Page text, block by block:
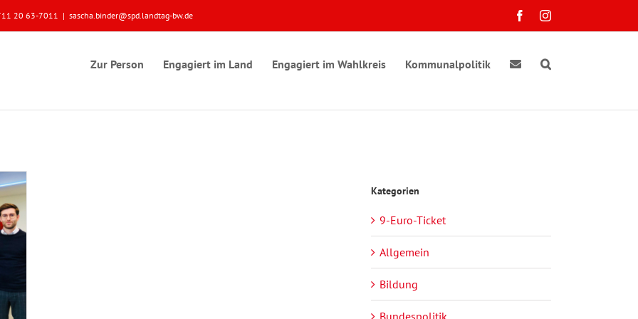
20 63-7011 | sascha.binder@spd.landtag-bw.de FacebookInstagram
Zur Person Engagiert im Land Engagiert im Wahlkreis Kommunalpolitik
Kategorien
9-Euro-Ticket
Allgemein
Bildung